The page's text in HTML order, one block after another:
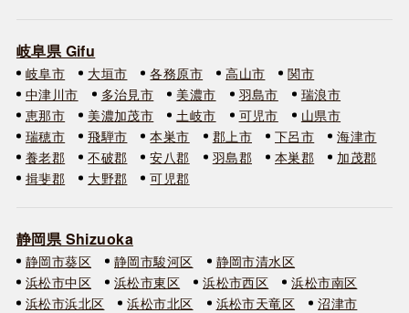
岐阜県 Gifu
岐阜市 大垣市 各務原市 高山市
関市
中津川市
多治見市 美濃市 羽島市
瑞浪市
恵那市
美濃加茂市 土岐市 可児市
山県市
瑞穂市
飛騨市 本巣市 郡上市 下呂市
海津市
養老郡
不破郡 安八郡 羽島郡 本巣郡
加茂郡
揖斐郡
大野郡 可児郡
静岡県 Shizuoka
静岡市葵区 静岡市駿河区
静岡市清水区
浜松市中区
浜松市東区 浜松市西区
浜松市南区
浜松市浜北区
浜松市北区 浜松市天竜区
沼津市